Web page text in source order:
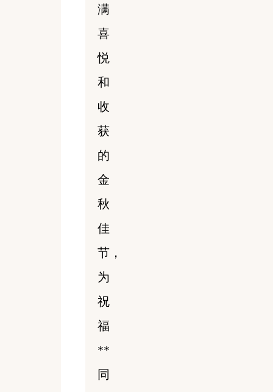
满
喜
悦
和
收
获
的
金
秋
佳
节，
为
祝
福
**
同